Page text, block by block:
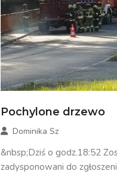
Pochylone drzewo
Dominika Sz
&nbsp;Dziś o godz.18:52
zadysponowani do